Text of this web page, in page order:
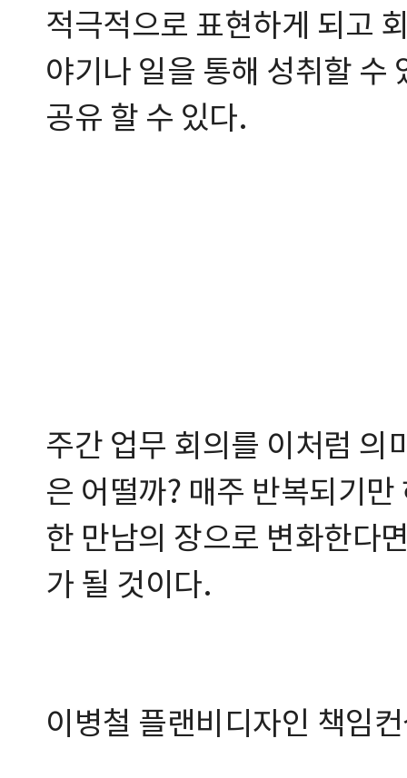
적극적으로 표현하게 되고
야기나 일을 통해 성취할 수
공유 할 수 있다.
주간 업무 회의를 이처럼 의
은 어떨까? 매주 반복되기
한 만남의 장으로 변화한다
가 될 것이다.
이병철 플랜비디자인 책임